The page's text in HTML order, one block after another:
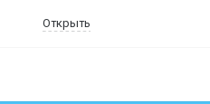
Открыть